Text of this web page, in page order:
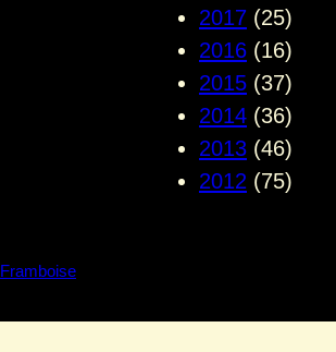
2017 (25)
2016 (16)
2015 (37)
2014 (36)
2013 (46)
2012 (75)
Framboise